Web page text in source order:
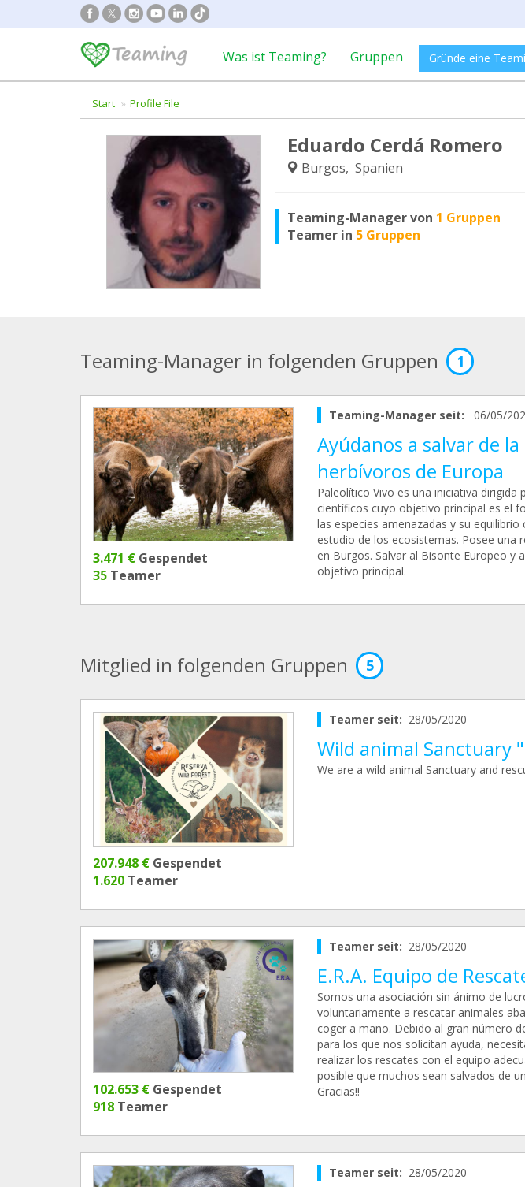
Was ist Teaming? Gruppen Gründe eine
Start Profile File
Eduardo Cerdá Romero
Burgos, Spanien
Teaming-Manager von 1 Gruppen
Teamer in 5 Gruppen
Teaming-Manager in folgenden Gruppen 1
3.471 € Gespendet
35 Teamer
Teaming-Manager seit: 06/05/
Ayúdanos a salvar de
herbívoros de Europa
Paleolítico Vivo es una iniciativa
científicos cuyo objetivo principal es el
las especies amenazadas y su
estudio de los ecosistemas. Posee una
en Burgos. Salvar al Bisonte Europeo y
objetivo principal.
Mitglied in folgenden Gruppen 5
207.948 € Gespendet
1.620 Teamer
Teamer seit: 28/05/2020
Wild animal Sanctuary
We are a wild animal Sanctuary and
102.653 € Gespendet
918 Teamer
Teamer seit: 28/05/2020
E.R.A. Equipo de
Somos una asociación sin ánimo de
voluntariamente a rescatar animales
coger a mano. Debido al gran número
para los que nos solicitan ayuda,
realizar los rescates con el equipo
posible que muchos sean salvados de
Gracias!!
Teamer seit: 28/05/2020